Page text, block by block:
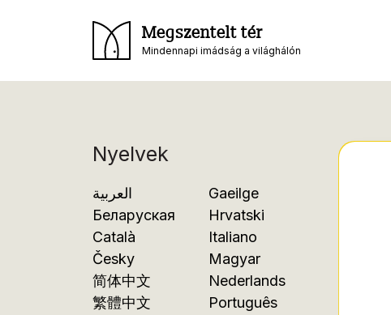
Megszentelt tér
Mindennapi imádság a világhálón
Nyelvek
العربية
Беларуская
Català
Česky
简体中文
繁體中文
Gaeilge
Hrvatski
Italiano
Magyar
Nederlands
Português